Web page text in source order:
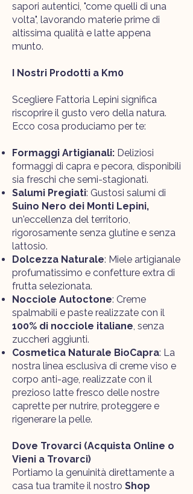
sapori autentici, "come quelli di una
volta", lavorando materie prime di
altissima qualità e latte appena
munto.
I Nostri Prodotti a Km0
Scegliere Fattoria Lepini significa
riscoprire il gusto vero della natura.
Ecco cosa produciamo per te:
Formaggi Artigianali: Deliziosi
formaggi di capra e pecora, disponibili
sia freschi che semi-stagionati.
Salumi Pregiati: Gustosi salumi di
Suino Nero dei Monti Lepini,
un'eccellenza del territorio,
rigorosamente senza glutine e senza
lattosio.
Dolcezza Naturale: Miele artigianale
profumatissimo e confetture extra di
frutta selezionata.
Nocciole Autoctone: Creme
spalmabili e paste realizzate con il
100% di nocciole italiane, senza
zuccheri aggiunti.
Cosmetica Naturale BioCapra: La
nostra linea esclusiva di creme viso e
corpo anti-age, realizzate con il
prezioso latte fresco delle nostre
caprette per nutrire, proteggere e
rigenerare la pelle.
Dove Trovarci (Acquista Online o
Vieni a Trovarci)
Portiamo la genuinità direttamente a
casa tua tramite il nostro Shop